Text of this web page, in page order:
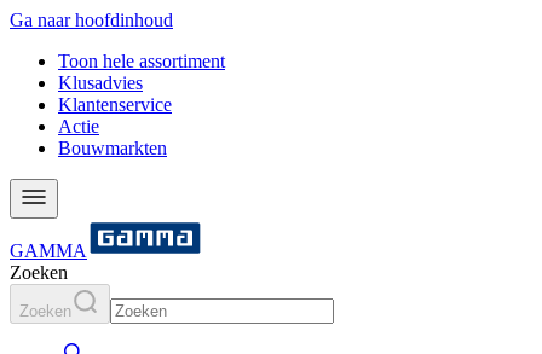
Ga naar hoofdinhoud
Toon hele assortiment
Klusadvies
Klantenservice
Actie
Bouwmarkten
GAMMA
Zoeken
Zoeken